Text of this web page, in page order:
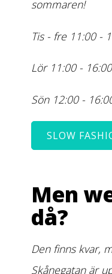
sommaren!
Tis - fre 11:00 -
Lör 11:00 - 16:00
Sön 12:00 -
SLOW
Men
då?
Den finns kvar,
Skånegatan är